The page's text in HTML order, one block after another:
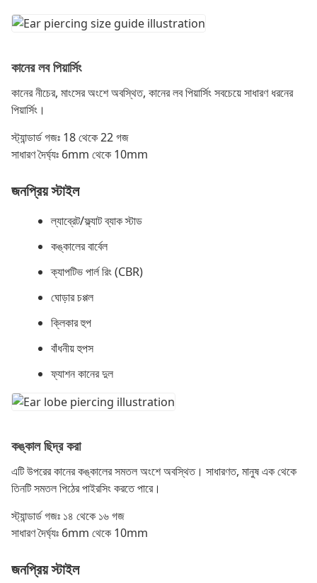
কানের লব পিয়ার্সিং
কানের নীচের, মাংসের অংশে অবস্থিত, কানের লব পিয়ার্সিং সবচেয়ে সাধারণ ধরনের
পিয়ার্সিং।
স্ট্যান্ডার্ড গজঃ 18 থেকে 22 গজ
সাধারণ দৈর্ঘ্যঃ 6mm থেকে 10mm
জনপ্রিয় স্টাইল
ল্যাব্রেট/ফ্ল্যাট ব্যাক স্টাড
কঙ্কালের বার্বেল
ক্যাপটিভ পার্ল রিং (CBR)
ঘোড়ার চপ্পল
ক্লিকার হুপ
বাঁধনীয় হুপস
ফ্যাশন কানের দুল
কঙ্কাল ছিদ্র করা
এটি উপরের কানের কঙ্কালের সমতল অংশে অবস্থিত। সাধারণত, মানুষ এক থেকে
তিনটি সমতল পিঠের পাইরসিং করতে পারে।
স্ট্যান্ডার্ড গজঃ ১৪ থেকে ১৬ গজ
সাধারণ দৈর্ঘ্যঃ 6mm থেকে 10mm
জনপ্রিয় স্টাইল